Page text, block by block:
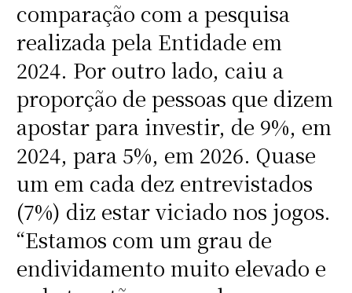
comparação com a pesquisa
realizada pela Entidade em
2024. Por outro lado, caiu a
proporção de pessoas que dizem
apostar para investir, de 9%, em
2024, para 5%, em 2026. Quase
um em cada dez entrevistados
(7%) diz estar viciado nos jogos.
“Estamos com um grau de
endividamento muito elevado e